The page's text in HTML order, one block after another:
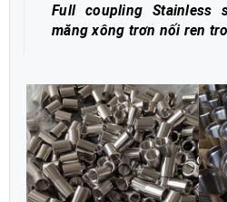
Full coupling Stainless
măng xông trơn nối ren